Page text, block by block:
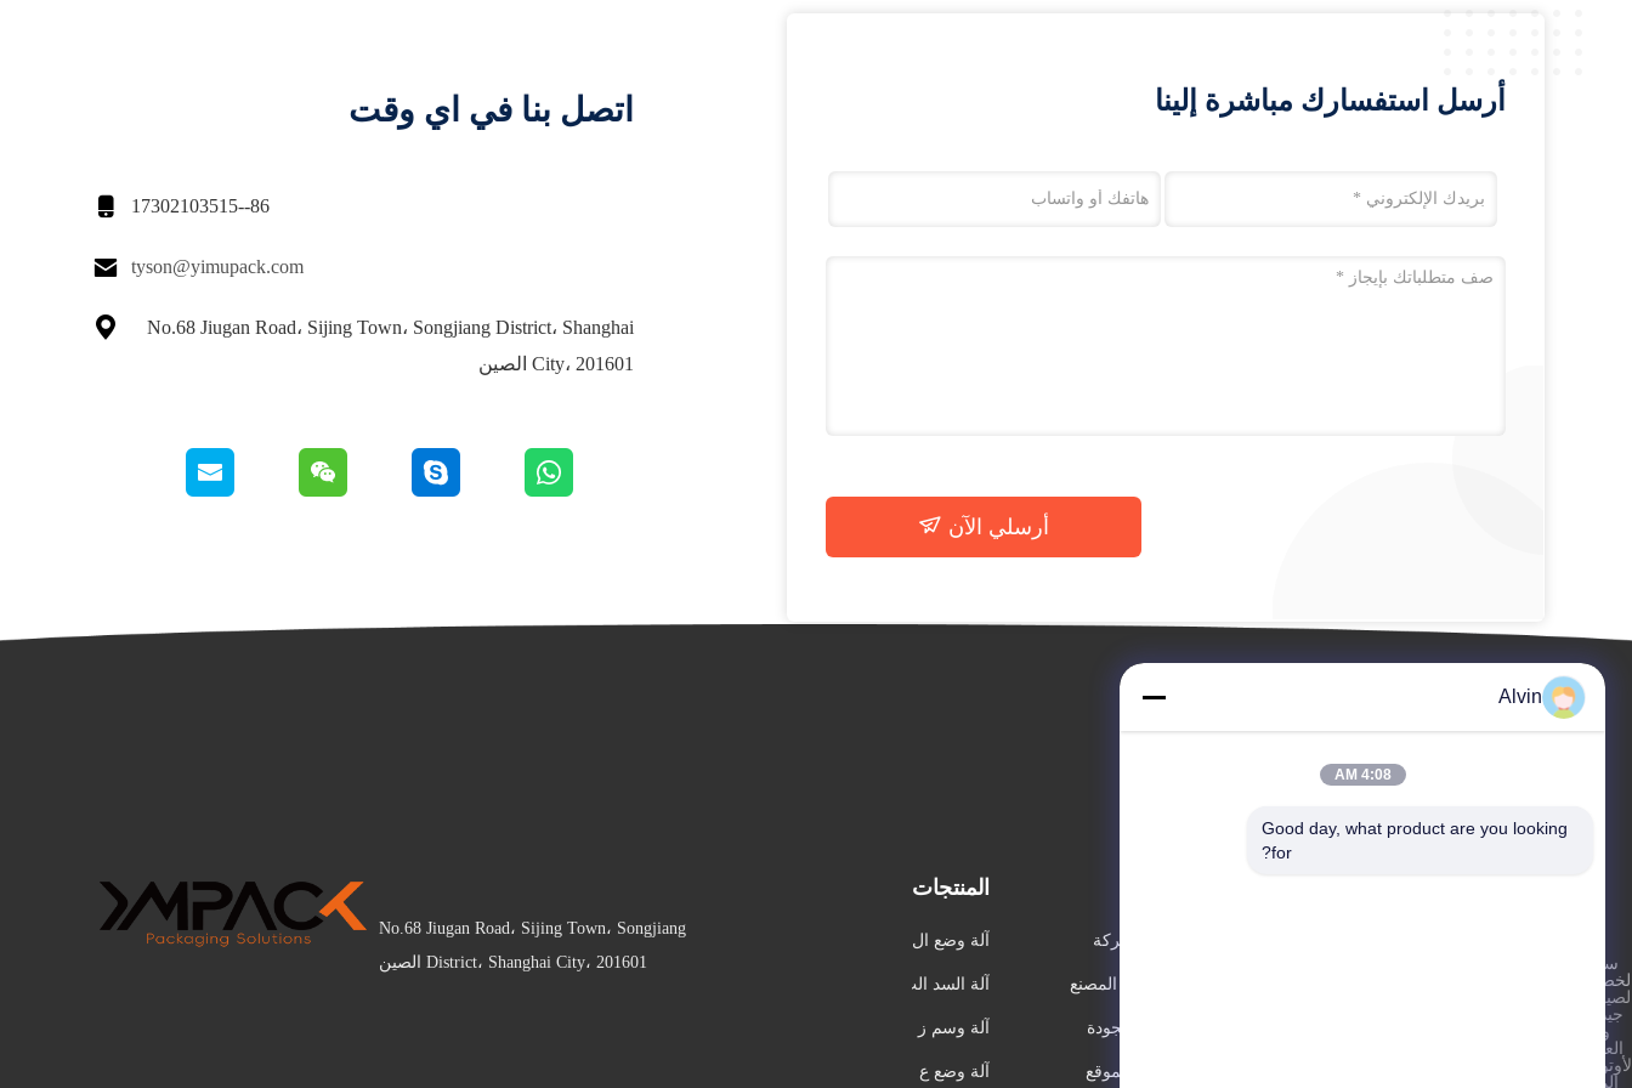
اتصل بنا في اي وقت
 86--17302103515
 tyson@yimupack.com

No.68 Jiugan Road، Sijing Town، Songjiang District، Shanghai
City، 201601 الصين
أرسل استفسارك مباشرة إلينا
أرسلي الآن
No.68 Jiugan Road، Sijing Town، Songjiang
District، Shanghai City، 201601 الصين
المنتجات
آلة وضع ال
علامات الأو
آلة السد الت
لقائي
آلة وسم ز
جاجة مست
آلة وضع ع
ملف الشركة
جولة في المصنع
مراقبة الجودة
خريطة الموقع
سياسة
جودة
جيدة آلة
وضع
العلامات
المورد.
Alvin
4:08 AM
Good day, what product are you looking
for?